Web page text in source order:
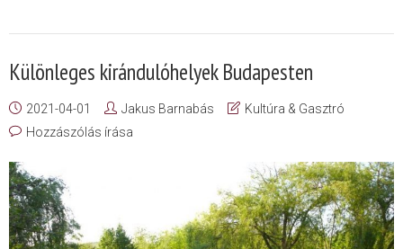
Különleges kirándulóhelyek Budapesten
2021-04-01 Jakus Barnabás
Kultúra & Gasztró
Hozzászólás írása